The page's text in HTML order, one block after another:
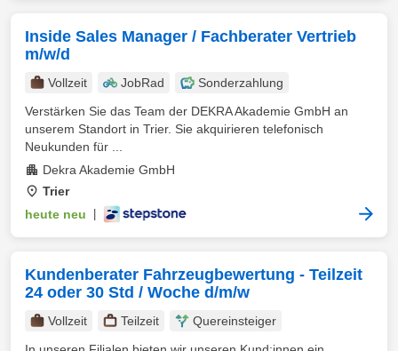
Inside Sales Manager / Fachberater Vertrieb
m/w/d
Vollzeit JobRad
Sonderzahlung
Verstärken Sie das Team der DEKRA Akademie GmbH an
unserem Standort in Trier. Sie akquirieren telefonisch
Neukunden für ...
Dekra Akademie GmbH
Trier
heute neu
Kundenberater Fahrzeugbewertung - Teilzeit
24 oder 30 Std / Woche d/m/w
Vollzeit Teilzeit
Quereinsteiger